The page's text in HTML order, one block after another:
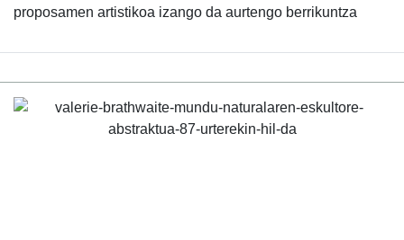
proposamen artistikoa izango da aurtengo berrikuntza